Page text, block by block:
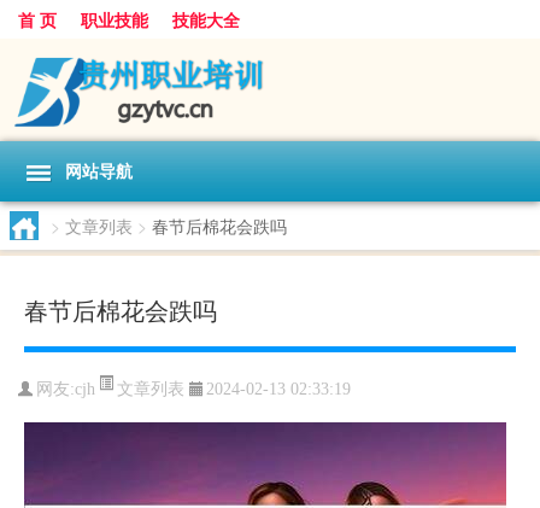
首 页 职业技能 技能大全
网站导航
> 文章列表 > 春节后棉花会跌吗
春节后棉花会跌吗
网友:cjh 文章列表 2024-02-13 02:33:19